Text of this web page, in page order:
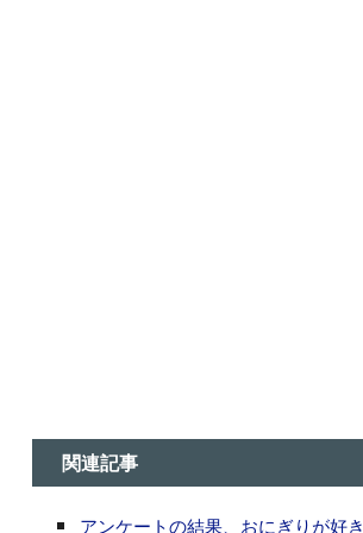
関連記事
アンケートの結果、おにぎりが好